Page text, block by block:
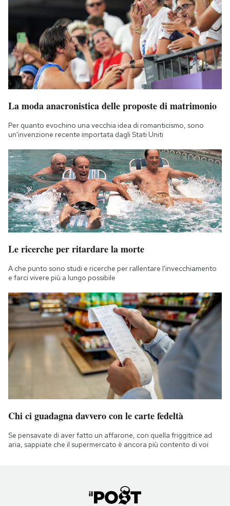
La moda anacronistica delle proposte di matrimonio
Per quanto evochino una vecchia idea di romanticismo, sono
un'invenzione recente importata dagli Stati Uniti
Le ricerche per ritardare la morte
A che punto sono studi e ricerche per rallentare l'invecchiamento
e farci vivere più a lungo possibile
Chi ci guadagna davvero con le carte fedeltà
Se pensavate di aver fatto un affarone, con quella friggitrice ad
aria, sappiate che il supermercato è ancora più contento di voi